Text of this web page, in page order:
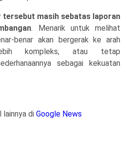
tersebut masih sebatas laporan
. Menarik untuk melihat
benar akan bergerak ke arah
kompleks, atau tetap
sebagai kekuatan
lainnya diGoogle News